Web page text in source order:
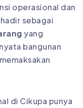
operasional dan
sebagai
yang
bangunan
di Cikupa punya